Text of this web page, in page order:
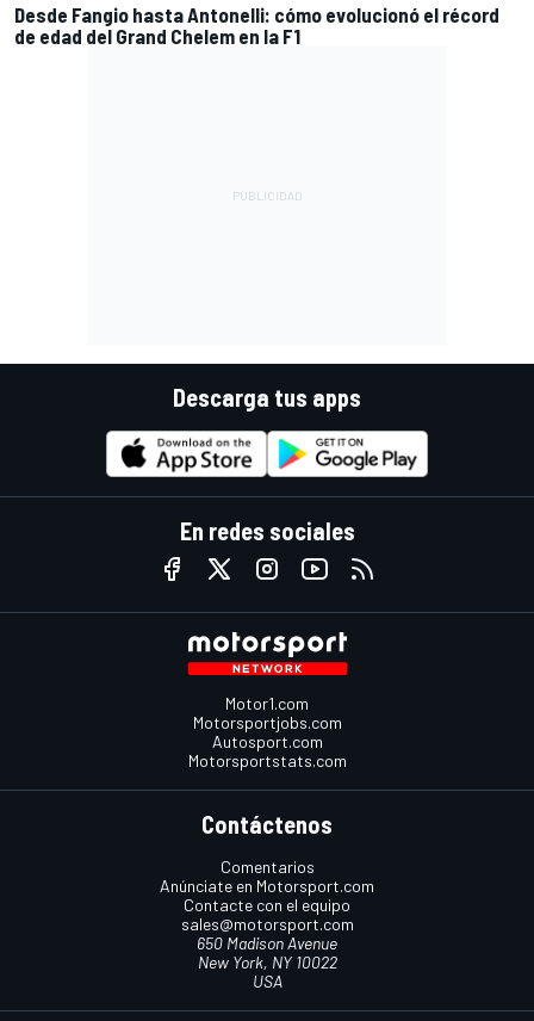
Desde Fangio hasta Antonelli: cómo evolucionó el récord
de edad del Grand Chelem en la F1
Descarga tus apps
En redes sociales
Motor1.com
Motorsportjobs.com
Autosport.com
Motorsportstats.com
Contáctenos
Comentarios
Anúnciate en Motorsport.com
Contacte con el equipo
sales@motorsport.com
650 Madison Avenue
New York, NY 10022
USA